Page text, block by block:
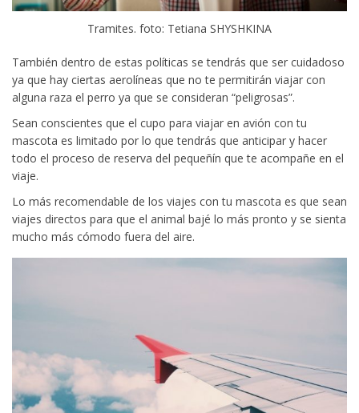
Tramites. foto: Tetiana SHYSHKINA
También dentro de estas políticas se tendrás que ser cuidadoso
ya que hay ciertas aerolíneas que no te permitirán viajar con
alguna raza el perro ya que se consideran “peligrosas”.
Sean conscientes que el cupo para viajar en avión con tu
mascota es limitado por lo que tendrás que anticipar y hacer
todo el proceso de reserva del pequeñín que te acompañe en el
viaje.
Lo más recomendable de los viajes con tu mascota es que sean
viajes directos para que el animal bajé lo más pronto y se sienta
mucho más cómodo fuera del aire.